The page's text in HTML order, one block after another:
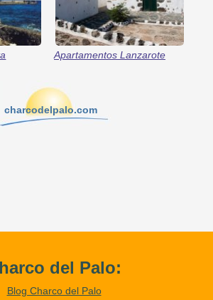
Apartamentos Lanzarote
charcodelpalo.com
del Palo:
Blog Charco del Palo